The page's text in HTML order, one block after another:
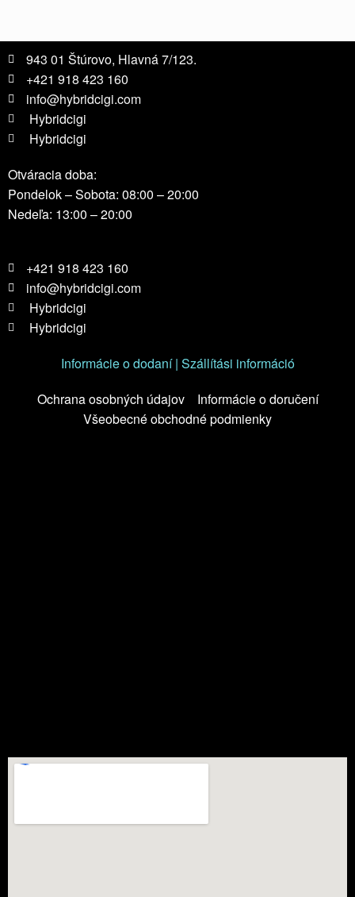
943 01 Štúrovo, Hlavná 7/123.
+421 918 423 160
info@hybridcigi.com
Hybridcigi
Hybridcigi
Otváracia doba:
Pondelok – Sobota: 08:00 – 20:00
Nedeľa: 13:00 – 20:00
+421 918 423 160
info@hybridcigi.com
Hybridcigi
Hybridcigi
Informácie o dodaní | Szállítási információ
Ochrana osobných údajov
Informácie o doručení
Všeobecné obchodné podmienky